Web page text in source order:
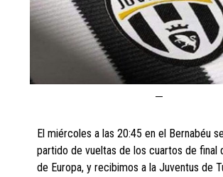
El miércoles a las 20:45 en el Bernabéu
partido de vueltas de los cuartos de final
de Europa, y recibimos a la Juventus de